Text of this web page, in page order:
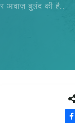
आवाज़ बुलंद की है...